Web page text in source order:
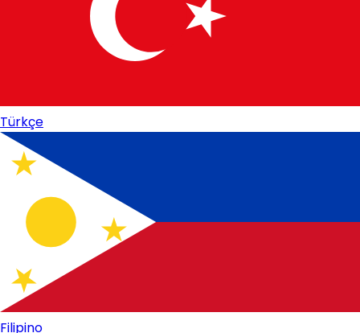
Türkçe
Filipino